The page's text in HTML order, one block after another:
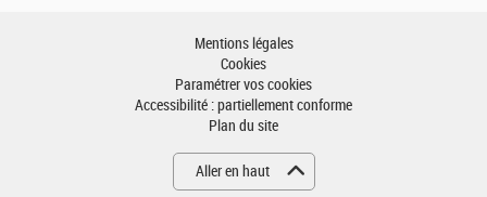
Mentions légales
Cookies
Paramétrer vos cookies
Accessibilité : partiellement conforme
Plan du site
Aller en haut